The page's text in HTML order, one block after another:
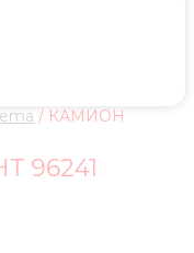
/ КАМИОН
96241